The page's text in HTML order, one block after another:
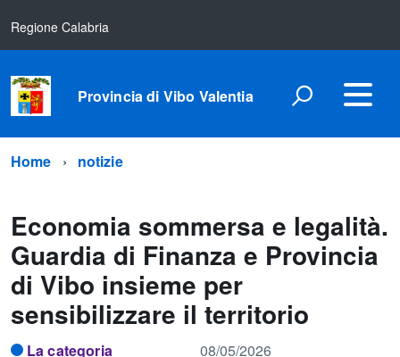
Regione Calabria
Provincia di Vibo Valentia
Home notizie
Economia sommersa e legalità.
Guardia di Finanza e Provincia
di Vibo insieme per
sensibilizzare il territorio
La categoria 08/05/2026